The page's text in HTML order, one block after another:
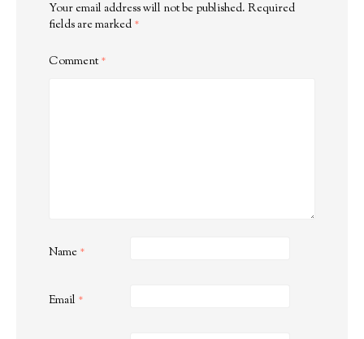
Your email address will not be published. Required
fields are marked *
Comment*
Name *
Email *